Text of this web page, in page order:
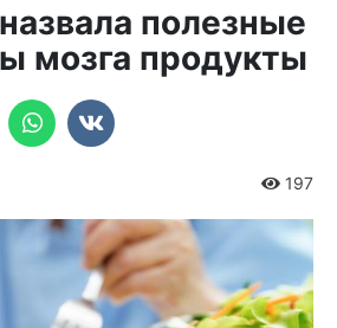
полезные
мозга продукты
197